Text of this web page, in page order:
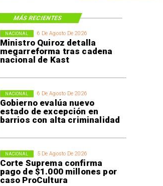
6 De Agosto De 2026
Ministro Quiroz detalla
megarreforma tras cadena
nacional de Kast
NACIONAL
6 De Agosto De 2026
Gobierno evalúa nuevo
estado de excepción en
barrios con alta criminalidad
NACIONAL
5 De Agosto De 2026
Corte Suprema confirma
pago de $1.000 millones por
caso ProCultura
NACIONAL
MÁS RECIENTES